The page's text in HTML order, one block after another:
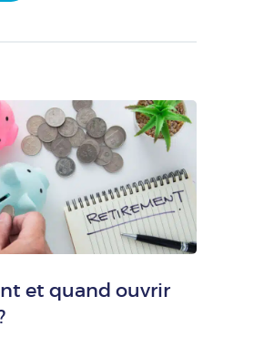
et quand ouvrir